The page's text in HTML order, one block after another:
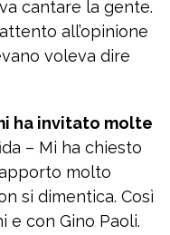
cantare la gente.
all’opinione
voleva dire
ha invitato molte
– Mi ha chiesto
molto
si dimentica. Così
e con Gino Paoli.